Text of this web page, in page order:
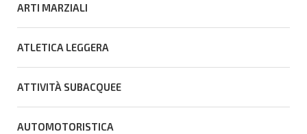
ARTI MARZIALI
ATLETICA LEGGERA
ATTIVITÀ SUBACQUEE
AUTOMOTORISTICA